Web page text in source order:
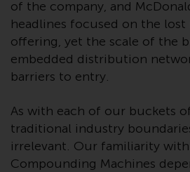
Vertreter in der
auf die qualifizierten
der Schweiz
ist der Erfüllungsort
eingetragene Sitz des
Vertreters.
Sitz des Schweizer
oder am Sitz oder
Anlegers.
of the company, and
headlines focused on the
offering, yet the scale of the
embedded distribution
barriers to entry.
As with each of our buckets
traditional industry
irrelevant. Our familiarity
Compounding Machines